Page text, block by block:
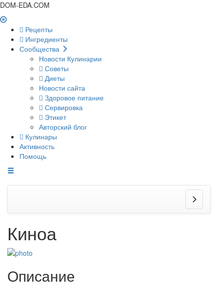
DOM-EDA.COM
Рецепты
Ингредиенты
Сообщества
Новости Кулинарии
Советы
Диеты
Новости сайта
Здоровое питание
Сервировка
Этикет
Авторский блог
Кулинары
Активность
Помощь
Киноа
Описание